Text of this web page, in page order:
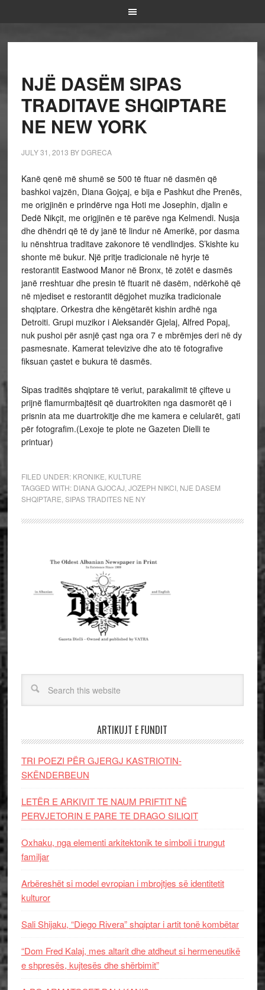
NJË DASËM SIPAS
TRADITAVE SHQIPTARE
NE NEW YORK
JULY 31, 2013 BY DGRECA
Kanë qenë më shumë se 500 të ftuar në dasmën që
bashkoi vajzën, Diana Gojçaj, e bija e Pashkut dhe Prenës,
me origjinën e prindërve nga Hoti me Josephin, djalin e
Dedë Nikçit, me origjinën e të parëve nga Kelmendi. Nusja
dhe dhëndri që të dy janë të lindur në Amerikë, por dasma
iu nënshtrua traditave zakonore të vendlindjes. S’kishte ku
shonte më bukur. Një pritje tradicionale në hyrje të
restorantit Eastwood Manor në Bronx, të zotët e dasmës
janë rreshtuar dhe presin të ftuarit në dasëm, ndërkohë që
në mjediset e restorantit dëgjohet muzika tradicionale
shqiptare. Orkestra dhe këngëtarët kishin ardhë nga
Detroiti. Grupi muzikor i Aleksandër Gjelaj, Alfred Popaj,
nuk pushoi për asnjë çast nga ora 7 e mbrëmjes deri në dy
pasmesnate. Kamerat televizive dhe ato të fotografive
fiksuan çastet e bukura të dasmës.
Sipas traditës shqiptare të veriut, parakalimit të çifteve u
prijnë flamurmbajtësit që duartrokiten nga dasmorët që i
prisnin ata me duartrokitje dhe me kamera e celularët, gati
për fotografim.(Lexoje te plote ne Gazeten Dielli te
printuar)
FILED UNDER: KRONIKE KULTURE
TAGGED WITH: DIANA GJOCAJ JOZEPH NIKCI, NJE DASEM
SHQIPTARE SIPAS TRADITES NE NY
ARTIKUJT E FUNDIT
TRI POEZI PËR GJERGJ KASTRIOTIN-
SKËNDERBEUN
LETËR E ARKIVIT TE NAUM PRIFTIT NË
PERVJETORIN E PARE TE DRAGO SILIQIT
Oxhaku, nga elementi arkitektonik te simboli i trungut
familjar
Arbëreshët si model evropian i mbrojtjes së identitetit
kulturor
Sali Shijaku, “Diego Rivera” shqiptar i artit tonë kombëtar
“Dom Fred Kalaj, mes altarit dhe atdheut si hermeneutikë
e shpresës, kujtesës dhe shërbimit”